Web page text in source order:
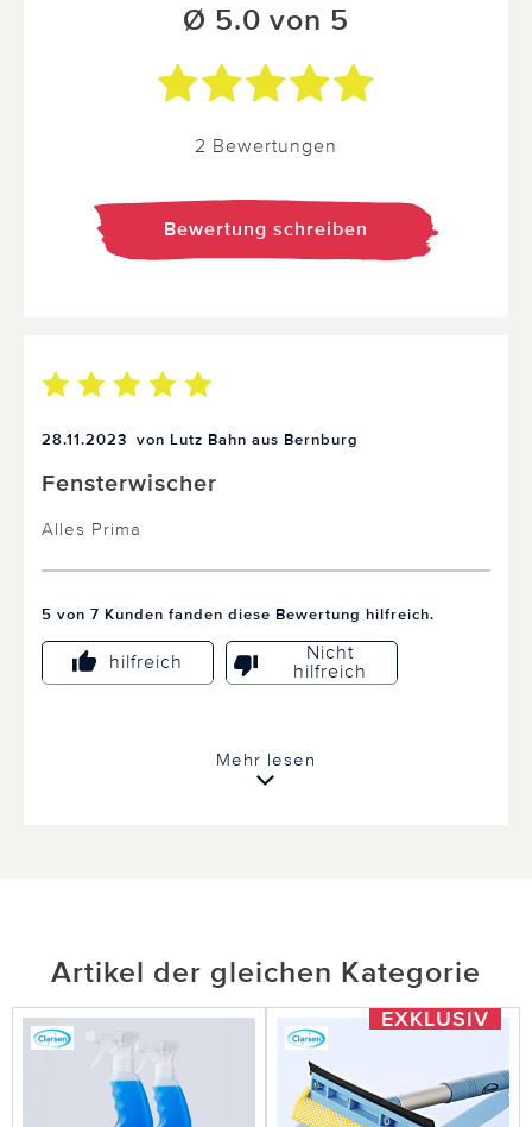
Ø 5.0 von 5
2 Bewertungen
Bewertung schreiben
28.11.2023 von Lutz Bahn aus Bernburg
Fensterwischer
Alles Prima
5 von 7 Kunden fanden diese Bewertung hilfreich.
hilfreich
Nicht
hilfreich
hilfreich
Nicht
hilfreich
Mehr lesen
Artikel der gleichen Kategorie
EXKLUSIV